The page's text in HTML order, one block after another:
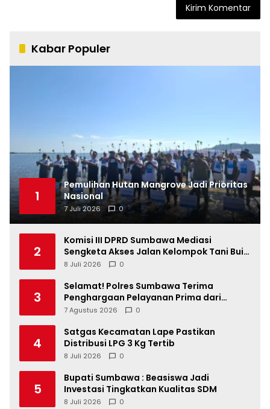
Kabar Populer
1
Pemulihan Hutan Mangrove Jadi Prioritas
Nasional
7 Juli 2026 0
2
Komisi III DPRD Sumbawa Mediasi
Sengketa Akses Jalan Kelompok Tani Buin
Dua
8 Juli 2026 0
3
Selamat! Polres Sumbawa Terima
Penghargaan Pelayanan Prima dari
Kapolri
7 Agustus 2026 0
4
Satgas Kecamatan Lape Pastikan
Distribusi LPG 3 Kg Tertib
8 Juli 2026 0
5
Bupati Sumbawa : Beasiswa Jadi
Investasi Tingkatkan Kualitas SDM
8 Juli 2026 0